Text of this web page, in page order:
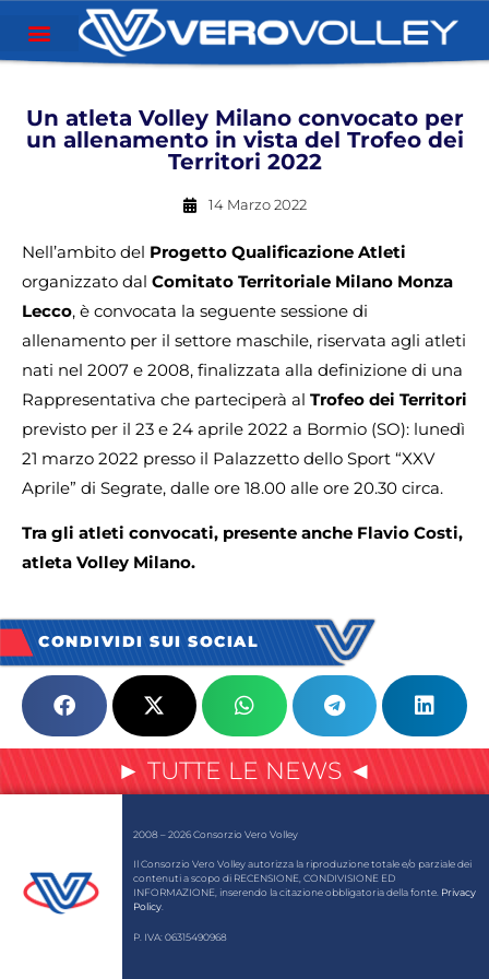
Un atleta Volley Milano convocato per
un allenamento in vista del Trofeo dei
Territori 2022
14 Marzo 2022
Nell’ambito del Progetto Qualificazione Atleti
organizzato dal Comitato Territoriale Milano Monza
Lecco, è convocata la seguente sessione di
allenamento per il settore maschile, riservata agli atleti
nati nel 2007 e 2008, finalizzata alla definizione di una
Rappresentativa che parteciperà al Trofeo dei Territori
previsto per il 23 e 24 aprile 2022 a Bormio (SO): lunedì
21 marzo 2022 presso il Palazzetto dello Sport “XXV
Aprile” di Segrate, dalle ore 18.00 alle ore 20.30 circa.
Tra gli atleti convocati, presente anche Flavio Costi,
atleta Volley Milano.
CONDIVIDI SUI SOCIAL
► TUTTE LE NEWS ◄
2008 – 2026 Consorzio Vero Volley
Il Consorzio Vero Volley autorizza la riproduzione totale e/o parziale dei
contenuti a scopo di RECENSIONE, CONDIVISIONE ED
INFORMAZIONE, inserendo la citazione obbligatoria della fonte. Privacy
Policy
P. IVA: 06315490968